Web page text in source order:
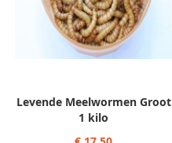
Levende Meelwormen Groot
1 kilo